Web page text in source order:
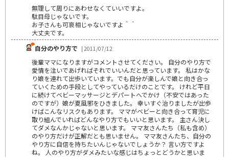
無理して周りにあわせなくていいですよ。
駄目母じゃないです。
お子さんも可哀相じゃないですよ＾＾
大丈夫です。
自分のやり方で | 2011/07/12
後輩ママになりますがコメントさせてください。 自分のやり方で
愛情を注いであげればそれでいいんだと思っています。 私はかな
り娘を連れて出歩いています。でも自分が楽しんで娘と向き合っ
ていくための手段としてやっているだけのことです。 けれど平日
に続けてベビーマッサージとデパートへでかけ（不安ではあった
のですが）娘が夏風邪をひきました。 幸いすぐ治りましたが出歩
けばこんなリスクもあります。 ママがベビーと向き合って育児に
取り組んでいればどんなやり方でもいいと思います。 主さん決し
てダメなんかじゃないと思います。 ママ友さんたち（私も含め）
のやり方だけが正解だとも思いません。 ママ友さんたち、自分の
やり方に自信を持ちたいんじゃないでしょうか？ 言い方ですよ
ね。 人のやり方がダメみたいな感じはちょっとどうかと思いま